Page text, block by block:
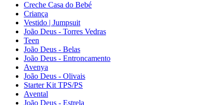
Creche Casa do Bebé
Criança
Vestido | Jumpsuit
João Deus - Torres Vedras
Teen
João Deus - Belas
João Deus - Entroncamento
Avenya
João Deus - Olivais
Starter Kit TPS/PS
Avental
João Deus - Estrela